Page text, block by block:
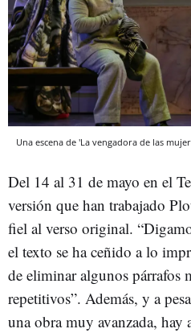
Una escena de 'La vengadora de las
Del 14 al 31 de mayo en el
versión que han trabajado
fiel al verso original.
el texto se ha ceñido a lo
de eliminar algunos párrafos
repetitivos”. Además, y a
una obra muy avanzada, hay